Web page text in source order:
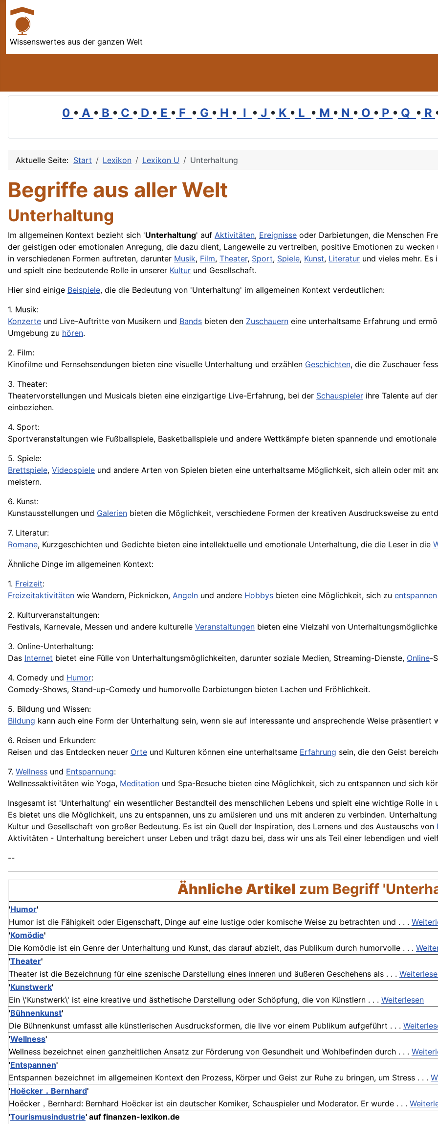
Wissenswertes aus der ganzen Welt
0 • A • B • C • D • E • F • G • H • I • J • K • L • M • N • O • P • Q • R
Aktuelle Seite: Start Lexikon Lexikon U Unterhaltung
Begriffe aus aller Welt
Unterhaltung
Im allgemeinen Kontext bezieht sich 'Unterhaltung' auf Aktivitäten, Ereignisse oder Darbietungen, die Menschen
der geistigen oder emotionalen Anregung, die dazu dient, Langeweile zu vertreiben, positive Emotionen zu
in verschiedenen Formen auftreten, darunter Musik, Film, Theater, Sport, Spiele, Kunst, Literatur und vieles mehr.
und spielt eine bedeutende Rolle in unserer Kultur und Gesellschaft.
Hier sind einige Beispiele, die die Bedeutung von 'Unterhaltung' im allgemeinen Kontext verdeutlichen:
1. Musik:
Konzerte und Live-Auftritte von Musikern und Bands bieten den Zuschauern eine unterhaltsame Erfahrung und
Umgebung zu hören.
2. Film:
Kinofilme und Fernsehsendungen bieten eine visuelle Unterhaltung und erzählen Geschichten, die die Zuschauer
3. Theater:
Theatervorstellungen und Musicals bieten eine einzigartige Live-Erfahrung, bei der Schauspieler ihre Talente auf
einbeziehen.
4. Sport:
Sportveranstaltungen wie Fußballspiele, Basketballspiele und andere Wettkämpfe bieten spannende und
5. Spiele:
Brettspiele, Videospiele und andere Arten von Spielen bieten eine unterhaltsame Möglichkeit, sich allein oder mit
meistern.
6. Kunst:
Kunstausstellungen und Galerien bieten die Möglichkeit, verschiedene Formen der kreativen Ausdrucksweise zu
7. Literatur:
Romane, Kurzgeschichten und Gedichte bieten eine intellektuelle und emotionale Unterhaltung, die die Leser in die
Ähnliche Dinge im allgemeinen Kontext:
1. Freizeit:
Freizeitaktivitäten wie Wandern, Picknicken, Angeln und andere Hobbys bieten eine Möglichkeit, sich zu entspannen
2. Kulturveranstaltungen:
Festivals, Karnevale, Messen und andere kulturelle Veranstaltungen bieten eine Vielzahl von
3. Online-Unterhaltung:
Das Internet bietet eine Fülle von Unterhaltungsmöglichkeiten, darunter soziale Medien, Streaming-Dienste, Online-
4. Comedy und Humor:
Comedy-Shows, Stand-up-Comedy und humorvolle Darbietungen bieten Lachen und Fröhlichkeit.
5. Bildung und Wissen:
Bildung kann auch eine Form der Unterhaltung sein, wenn sie auf interessante und ansprechende Weise
6. Reisen und Erkunden:
Reisen und das Entdecken neuer Orte und Kulturen können eine unterhaltsame Erfahrung sein, die den Geist
7. Wellness und Entspannung:
Wellnessaktivitäten wie Yoga, Meditation und Spa-Besuche bieten eine Möglichkeit, sich zu entspannen und sich
Insgesamt ist 'Unterhaltung' ein wesentlicher Bestandteil des menschlichen Lebens und spielt eine wichtige Rolle in
Es bietet uns die Möglichkeit, uns zu entspannen, uns zu amüsieren und uns mit anderen zu verbinden.
Kultur und Gesellschaft von großer Bedeutung. Es ist ein Quell der Inspiration, des Lernens und des Austauschs von
Aktivitäten - Unterhaltung bereichert unser Leben und trägt dazu bei, dass wir uns als Teil einer lebendigen und
--
Ähnliche Artikel zum Begriff
'Humor'
Humor ist die Fähigkeit oder Eigenschaft, Dinge auf eine lustige oder komische Weise zu betrachten und . . .
'Komödie'
Die Komödie ist ein Genre der Unterhaltung und Kunst, das darauf abzielt, das Publikum durch humorvolle . . .
'Theater'
Theater ist die Bezeichnung für eine szenische Darstellung eines inneren und äußeren Geschehens als . . .
'Kunstwerk'
Ein \'Kunstwerk\' ist eine kreative und ästhetische Darstellung oder Schöpfung, die von Künstlern . . . Weiterlesen
'Bühnenkunst'
Die Bühnenkunst umfasst alle künstlerischen Ausdrucksformen, die live vor einem Publikum aufgeführt . . .
'Wellness'
Wellness bezeichnet einen ganzheitlichen Ansatz zur Förderung von Gesundheit und Wohlbefinden durch . . .
'Entspannen'
Entspannen bezeichnet im allgemeinen Kontext den Prozess, Körper und Geist zur Ruhe zu bringen, um Stress . . .
'Hoëcker，Bernhard'
Hoëcker，Bernhard: Bernhard Hoëcker ist ein deutscher Komiker, Schauspieler und Moderator. Er wurde . . .
'Tourismusindustrie' auf finanzen-lexikon.de